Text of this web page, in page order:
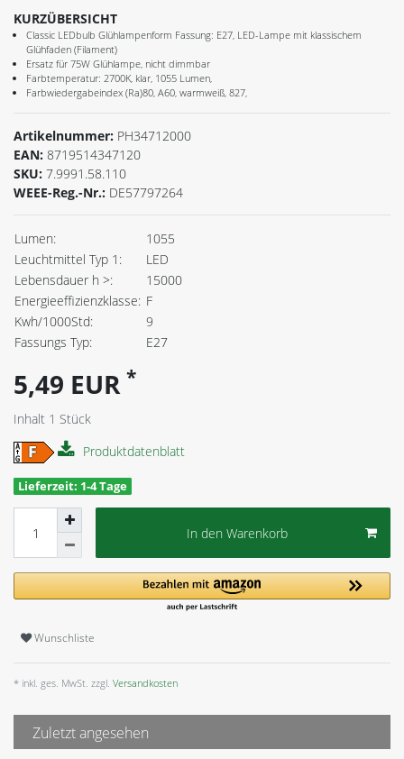
KURZÜBERSICHT
Classic LEDbulb Glühlampenform Fassung: E27, LED-Lampe mit klassischem
Glühfaden (Filament)
Ersatz für 75W Glühlampe, nicht dimmbar
Farbtemperatur: 2700K, klar, 1055 Lumen,
Farbwiedergabeindex (Ra)80, A60, warmweiß, 827,
Artikelnummer: PH34712000
EAN: 8719514347120
SKU: 7.9991.58.110
WEEE-Reg.-Nr.: DE57797264
Lumen:
1055
Leuchtmittel Typ 1:
LED
Lebensdauer h >:
15000
Energieeffizienzklasse: F
Kwh/1000Std:
9
Fassungs Typ:
E27
5,49 EUR *
Inhalt 1 Stück
Produktdatenblatt
Lieferzeit: 1-4 Tage
In den Warenkorb
Wunschliste
* inkl. ges. MwSt. zzgl. Versandkosten
Zuletzt angesehen